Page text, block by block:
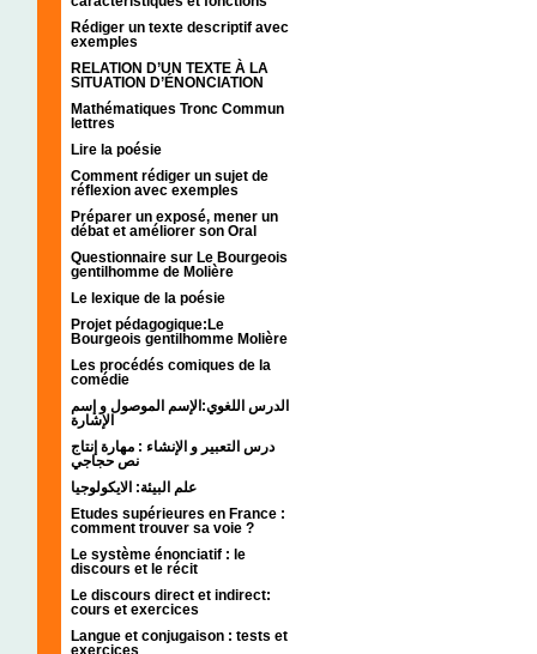
Rédiger un texte descriptif avec
exemples
RELATION D’UN TEXTE À LA
SITUATION D’ÉNONCIATION
Mathématiques Tronc Commun
lettres
Lire la poésie
Comment rédiger un sujet de
réflexion avec exemples
Préparer un exposé, mener un
débat et améliorer son Oral
Questionnaire sur Le Bourgeois
gentilhomme de Molière
Le lexique de la poésie
Projet pédagogique:Le
Bourgeois gentilhomme Molière
Les procédés comiques de la
comédie
الدرس اللغوي:الإسم الموصول و إسم
الإشارة
درس التعبير و الإنشاء : مهارة إنتاج
نص حجاجي
علم البيئة: الايكولوجيا
Etudes supérieures en France :
comment trouver sa voie ?
Le système énonciatif : le
discours et le récit
Le discours direct et indirect:
cours et exercices
Langue et conjugaison : tests et
exercices